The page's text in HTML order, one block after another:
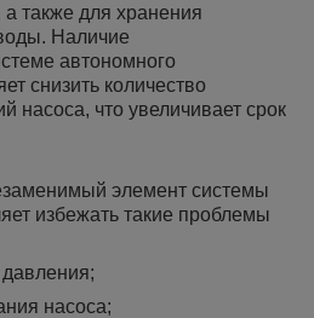
а также для хранения
Наличие
автономного
снизить количество
насоса, что увеличивает срок
элемент системы
избежать такие проблемы
насоса;